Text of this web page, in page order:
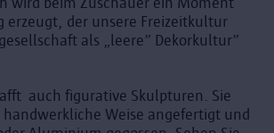
erzeugt, der unsere Freizeitkultur
als „leere” Dekorkultur”
auch figurative Skulpturen. Sie
Weise angefertigt und